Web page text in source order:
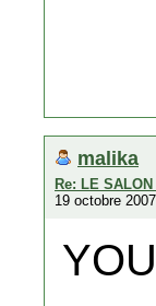
malika
Re: LE
19 octobre